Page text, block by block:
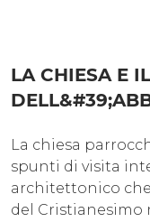
LA CHIESA E
La chiesa
spunti di visita
architettonico
del Cristianesimo